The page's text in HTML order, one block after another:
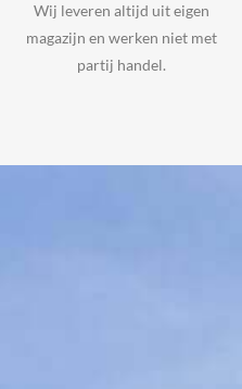
Wij leveren altijd uit eigen
magazijn en werken niet met
partij handel.